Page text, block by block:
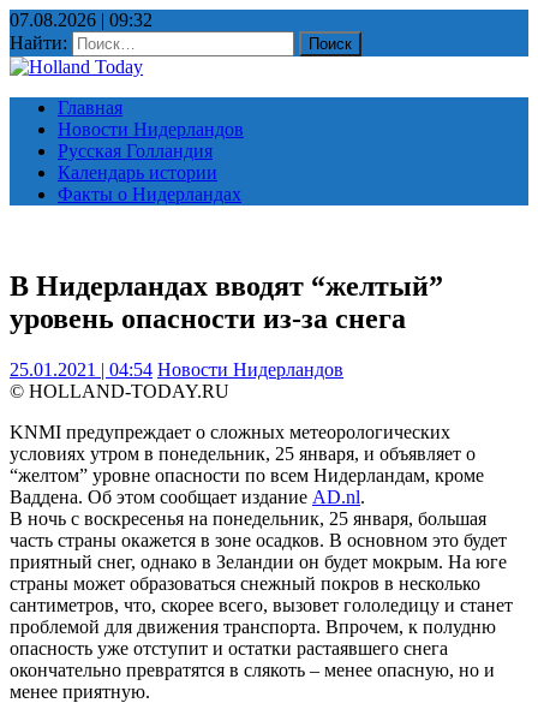
07.08.2026 | 09:32
Найти:
Главная
Новости Нидерландов
Русская Голландия
Календарь истории
Факты о Нидерландах
В Нидерландах вводят “желтый”
уровень опасности из-за снега
25.01.2021 | 04:54 Новости Нидерландов
© HOLLAND-TODAY.RU
KNMI предупреждает о сложных метеорологических
условиях утром в понедельник, 25 января, и объявляет о
“желтом” уровне опасности по всем Нидерландам, кроме
Ваддена. Об этом сообщает издание AD.nl.
В ночь с воскресенья на понедельник, 25 января, большая
часть страны окажется в зоне осадков. В основном это будет
приятный снег, однако в Зеландии он будет мокрым. На юге
страны может образоваться снежный покров в несколько
сантиметров, что, скорее всего, вызовет гололедицу и станет
проблемой для движения транспорта. Впрочем, к полудню
опасность уже отступит и остатки растаявшего снега
окончательно превратятся в слякоть – менее опасную, но и
менее приятную.